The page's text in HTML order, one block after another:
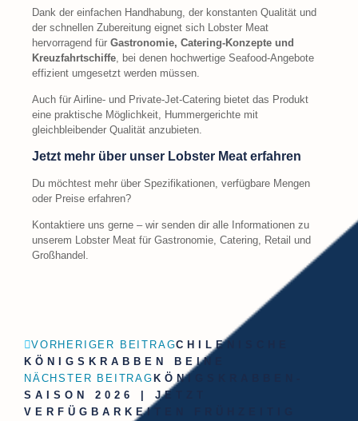
Dank der einfachen Handhabung, der konstanten Qualität und
der schnellen Zubereitung eignet sich Lobster Meat
hervorragend für Gastronomie, Catering-Konzepte und
Kreuzfahrtschiffe , bei denen hochwertige Seafood-Angebote
effizient umgesetzt werden müssen.
Auch für Airline- und Private-Jet-Catering bietet das Produkt
eine praktische Möglichkeit, Hummergerichte mit
gleichbleibender Qualität anzubieten.
Jetzt mehr über unser Lobster Meat erfahren
Du möchtest mehr über Spezifikationen, verfügbare Mengen
oder Preise erfahren?
Kontaktiere uns gerne – wir senden dir alle Informationen zu
unserem Lobster Meat für Gastronomie, Catering, Retail und
Großhandel.
VORHERIGER BEITRAGCHILENISCHE
KÖNIGSKRABBEN BEINE
NÄCHSTER BEITRAG KÖNIGSKRABBEN-
SAISON 2026 | JETZT
VERFÜGBARKEITEN FRÜHZEITIG